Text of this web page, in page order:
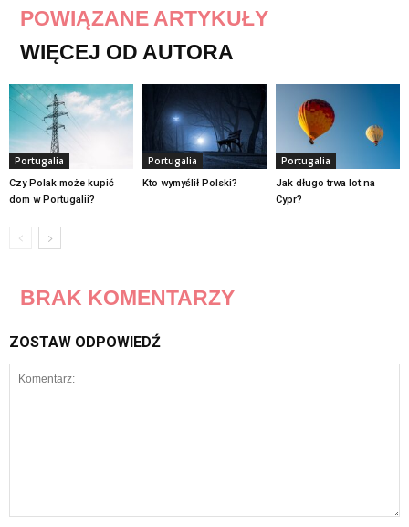
POWIĄZANE ARTYKUŁY
WIĘCEJ OD AUTORA
Portugalia
Czy Polak może kupić
dom w Portugalii?
Portugalia
Kto wymyślił Polski?
Portugalia
Jak długo trwa lot na
Cypr?
BRAK KOMENTARZY
ZOSTAW ODPOWIEDŹ